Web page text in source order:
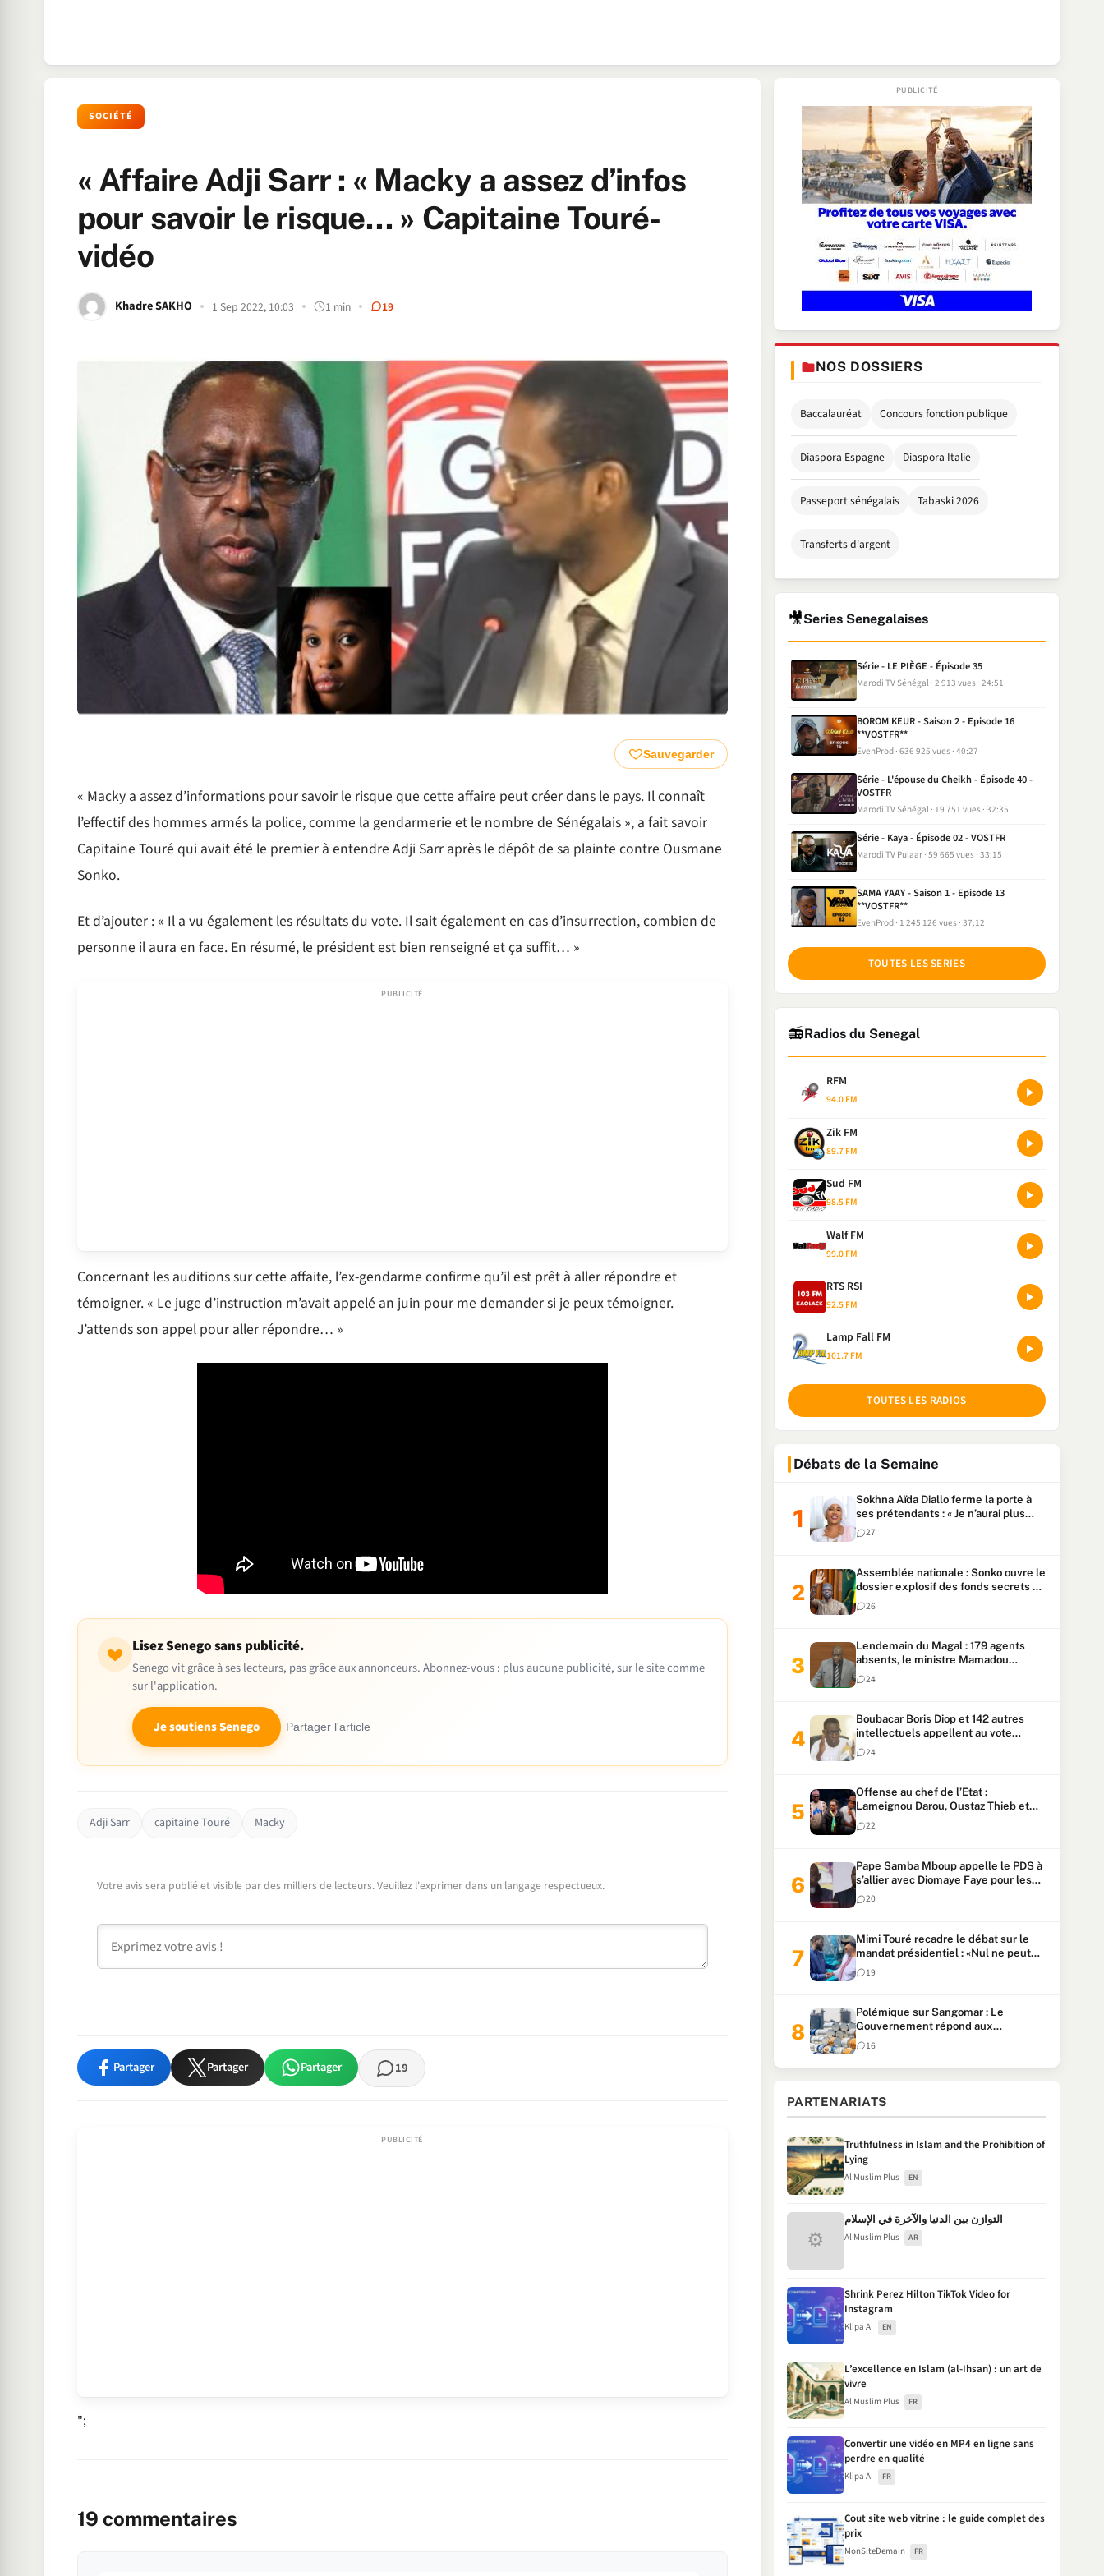
SOCIÉTÉ
« Affaire Adji Sarr : « Macky a assez d’infos
pour savoir le risque… » Capitaine Touré-
vidéo
Khadre SAKHO 1 Sep 2022, 10:03 1 min 19
Sauvegarder
« Macky a assez d’informations pour savoir le risque que cette affaire peut créer dans le pays. Il connaît
l’effectif des hommes armés la police, comme la gendarmerie et le nombre de Sénégalais », a fait savoir
Capitaine Touré qui avait été le premier à entendre Adji Sarr après le dépôt de sa plainte contre Ousmane
Sonko.
Et d’ajouter : « Il a vu également les résultats du vote. Il sait également en cas d’insurrection, combien de
personne il aura en face. En résumé, le président est bien renseigné et ça suffit… »
Concernant les auditions sur cette affaite, l’ex-gendarme confirme qu’il est prêt à aller répondre et
témoigner. « Le juge d’instruction m’avait appelé an juin pour me demander si je peux témoigner.
J’attends son appel pour aller répondre… »
Lisez Senego sans publicité.
Senego vit grâce à ses lecteurs, pas grâce aux annonceurs. Abonnez-vous : plus aucune publicité, sur le site comme
sur l'application.
Je soutiens Senego Partager l'article
Adji Sarr capitaine Touré Macky
Votre avis sera publié et visible par des milliers de lecteurs. Veuillez l'exprimer dans un langage respectueux.
Partager Partager Partager 19
";
19 commentaires
NOS DOSSIERS
Baccalauréat Concours fonction publique
Diaspora Espagne Diaspora Italie
Passeport sénégalais Tabaski 2026
Transferts d'argent
🎥Series Senegalaises
Série - LE PIÈGE - Épisode 35
Marodi TV Sénégal 2 913 vues 24:51
BOROM KEUR - Saison 2 - Episode 16
**VOSTFR**
EvenProd 636 925 vues 40:27
Série - L'épouse du Cheikh - Épisode 40 -
VOSTFR
Marodi TV Sénégal 19 751 vues 32:35
Série - Kaya - Épisode 02 - VOSTFR
Marodi TV Pulaar 59 665 vues 33:15
SAMA YAAY - Saison 1 - Episode 13
**VOSTFR**
EvenProd 1 245 126 vues 37:12
TOUTES LES SERIES
📻Radios du Senegal
RFM
94.0 FM
Zik FM
89.7 FM
Sud FM
98.5 FM
Walf FM
99.0 FM
RTS RSI
92.5 FM
Lamp Fall FM
101.7 FM
TOUTES LES RADIOS
Débats de la Semaine
Sokhna Aïda Diallo ferme la porte à
ses prétendants : « Je n’aurai plus
jamais un autre mari »
27
Assemblée nationale : Sonko ouvre le
dossier explosif des fonds secrets et
du patrimoine présidentiel
26
Lendemain du Magal : 179 agents
absents, le ministre Mamadou
Lamine Dianté exige des explications
24
Boubacar Boris Diop et 142 autres
intellectuels appellent au vote
urgent de la révision
constitutionnelle
24
Offense au chef de l’Etat :
Lameignou Darou, Oustaz Thieb et
Ndiaye Touba lourdement
condamnés
22
Pape Samba Mboup appelle le PDS à
s’allier avec Diomaye Faye pour les
locales et tacle Sonko
20
Mimi Touré recadre le débat sur le
mandat présidentiel : «Nul ne peut
faire plus de deux mandats
consécutifs de 5 ans»
19
Polémique sur Sangomar : Le
Gouvernement répond aux
accusations et clarifie le partage des
milliards
16
PARTENARIATS
Truthfulness in Islam and the Prohibition of
Lying
Al Muslim Plus EN
⚙
التوازن بين الدنيا والآخرة في الإسلام
Al Muslim Plus AR
Shrink Perez Hilton TikTok Video for
Instagram
Klipa AI EN
L’excellence en Islam (al-Ihsan) : un art de
vivre
Al Muslim Plus FR
Convertir une vidéo en MP4 en ligne sans
perdre en qualité
Klipa AI FR
Cout site web vitrine : le guide complet des
prix
MonSiteDemain FR